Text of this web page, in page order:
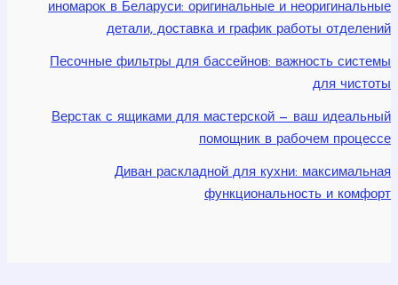
иномарок в Беларуси: оригинальные и неоригинальные
детали, доставка и график работы отделений
Песочные фильтры для бассейнов: важность системы
для чистоты
Верстак с ящиками для мастерской — ваш идеальный
помощник в рабочем процессе
Диван раскладной для кухни: максимальная
функциональность и комфорт